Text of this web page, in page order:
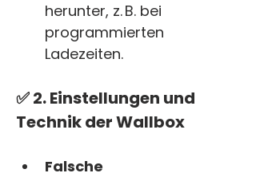
herunter, z. B. bei
programmierten
Ladezeiten.
✅ 2. Einstellungen und
Technik der Wallbox
Falsche